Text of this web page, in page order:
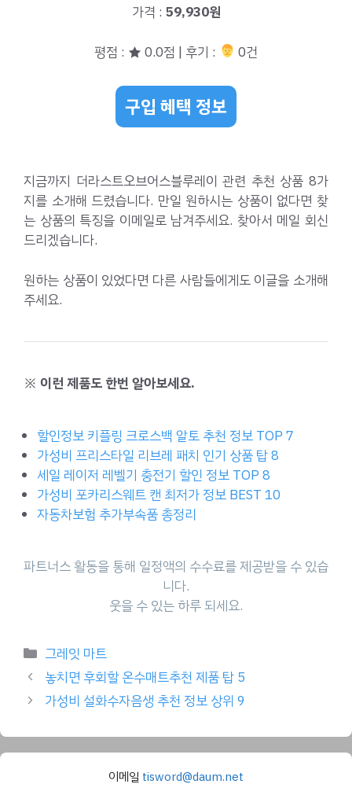
가격 : 59,930원
평점 : ★ 0.0점 | 후기 : ‍‍ 0건
구입 혜택 정보
지금까지 더라스트오브어스블루레이 관련 추천 상품 8가
지를 소개해 드렸습니다. 만일 원하시는 상품이 없다면 찾
는 상품의 특징을 이메일로 남겨주세요. 찾아서 메일 회신
드리겠습니다.
원하는 상품이 있었다면 다른 사람들에게도 이글을 소개해
주세요.
※ 이런 제품도 한번 알아보세요.
할인정보 키플링 크로스백 알토 추천 정보 TOP 7
가성비 프리스타일 리브레 패치 인기 상품 탑 8
세일 레이저 레벨기 충전기 할인 정보 TOP 8
가성비 포카리스웨트 캔 최저가 정보 BEST 10
자동차보험 추가부속품 총정리
파트너스 활동을 통해 일정액의 수수료를 제공받을 수 있습
니다.
웃을 수 있는 하루 되세요.
Categories
그레잇 마트
놓치면 후회할 온수매트추천 제품 탑 5
가성비 설화수자음생 추천 정보 상위 9
이메일 tisword@daum.net